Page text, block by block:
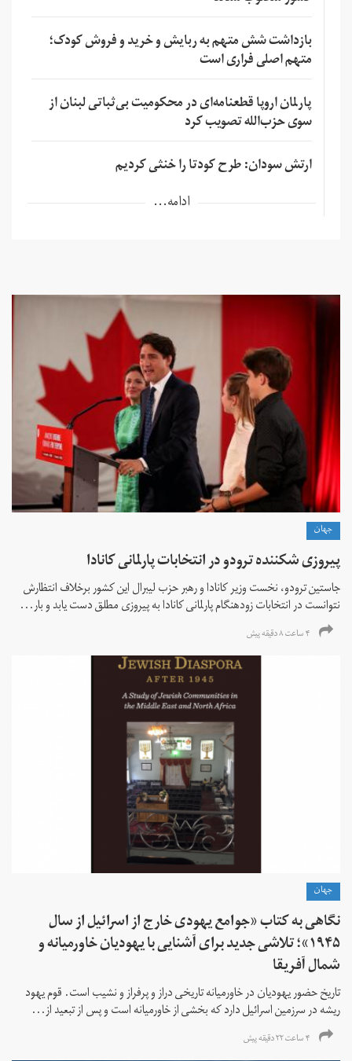
بازداشت شش متهم به ربایش و خرید و فروش کودک؛
متهم اصلی فراری است
پارلمان اروپا قطعنامه‌ای در محکومیت بی‌ثباتی لبنان از
سوی حزب‌الله تصویب کرد
ارتش سودان: طرح کودتا را خنثی کردیم
ادامه...
جهان
پیروزی شکننده ترودو در انتخابات پارلمانی کانادا
جاستین ترودو، نخست وزیر کانادا و رهبر حزب لیبرال این کشور برخلاف انتظارش
نتوانست در انتخابات زود‌هنگام پارلمانی کانادا به پیروزی مطلق دست یابد و بار...
۴ ساعت ۸ دقیقه پیش
جهان
نگاهی به کتاب «جوامع یهودی خارج از اسرائیل از سال
۱۹۴۵»؛ تلاشی جدید برای آشنایی با یهودیان خاورمیانه و
شمال آفریقا
تاریخ حضور یهودیان در خاورمیانه تاریخی دراز و پرفراز و نشیب است. قوم یهود
ریشه در سرزمین اسرائیل دارد که بخشی از خاورمیانه است و پس از تبعید از...
۴ ساعت ۲۲ دقیقه پیش